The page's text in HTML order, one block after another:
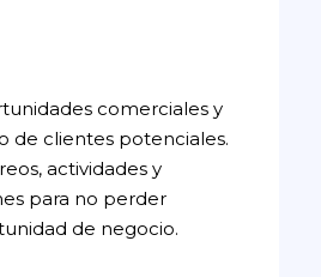
comerciales y
de clientes potenciales.
actividades y
para no perder
de negocio.